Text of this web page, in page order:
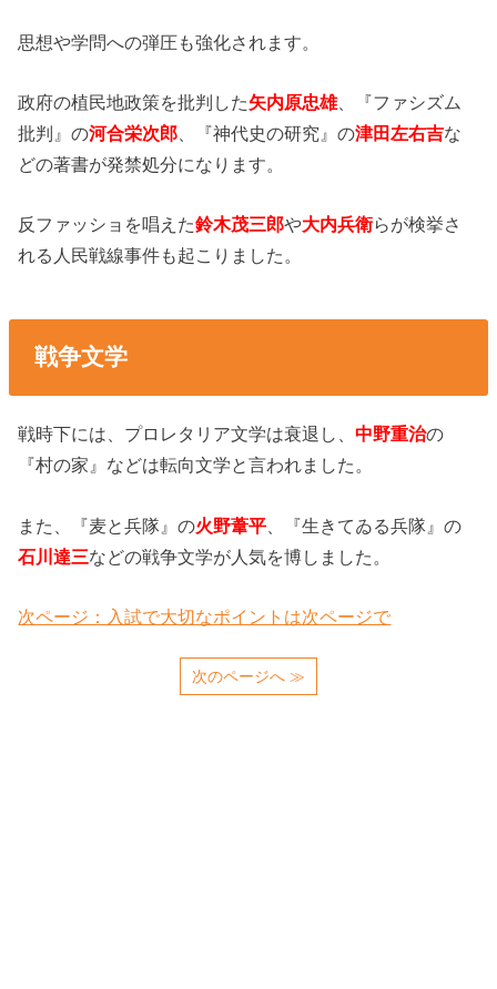
思想や学問への弾圧も強化されます。
政府の植民地政策を批判した矢内原忠雄、『ファシズム
批判』の河合栄次郎 、『神代史の研究』の津田左右吉な
どの著書が発禁処分になります。
反ファッショを唱えた鈴木茂三郎や大内兵衛らが検挙さ
れる人民戦線事件も起こりました。
戦争文学
戦時下には、プロレタリア文学は衰退し、中野重治の
『村の家』などは転向文学と言われました。
また、『麦と兵隊』の火野葦平 、『生きてゐる兵隊』の
石川達三などの戦争文学が人気を博しました。
次ページ：入試で大切なポイントは次ページで
次のページへ ≫